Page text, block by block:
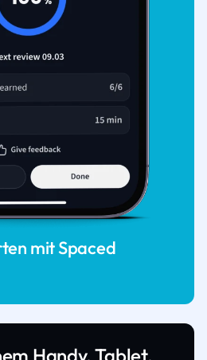
mit Spaced
Handy, Tablet,